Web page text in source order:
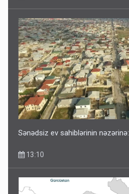
Sənədsiz ev sahiblərinin nəzərinə:
13:10